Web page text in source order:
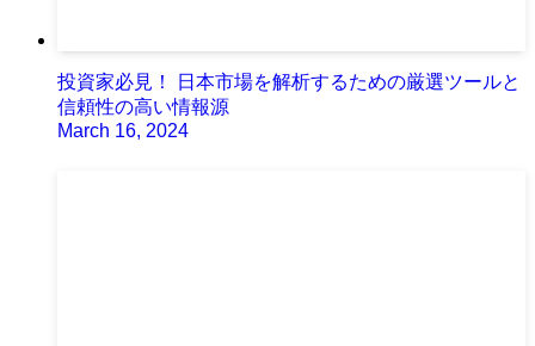
投資家必見！ 日本市場を解析するための厳選ツールと
信頼性の高い情報源
March 16, 2024